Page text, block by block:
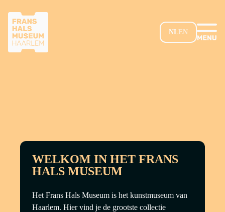
GA NAAR HOOFDINHOUD
NLEN
WELKOM IN HET FRANS
HALS MUSEUM
Het Frans Hals Museum is het kunstmuseum van
Haarlem. Hier vind je de grootste collectie